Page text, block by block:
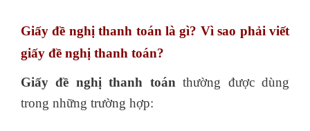
Giấy đề nghị thanh toán là gì? Vì sao phải viết
giấy đề nghị thanh toán?
Giấy đề nghị thanh toán thường được dùng
trong những trường hợp: